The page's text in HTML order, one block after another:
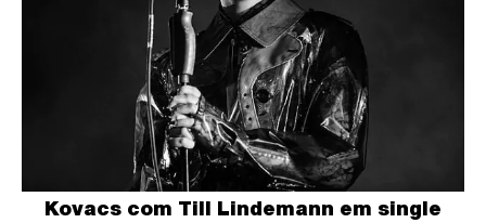
Kovacs com Till Lindemann em single